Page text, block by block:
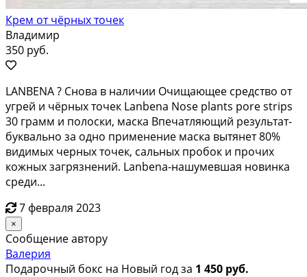
Крем от чёрных точек
Владимир
350 руб.
LANBENA ? Снова в наличии Очищающее средство от
угрей и чёрных точек Lanbena Nose plants pore strips
30 грамм и полоски, маска Впечатляющий результат-
буквально за одно применение маска вытянет 80%
видимых черных точек, сальных пробок и прочих
кожных загрязнений. Lanbena-нашумевшая новинка
среди...
7 февраля 2023
×
Сообщение автору
Валерия
Подарочный бокс на Новый год за 1 450 руб.